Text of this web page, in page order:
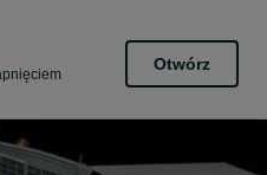
Otwórz